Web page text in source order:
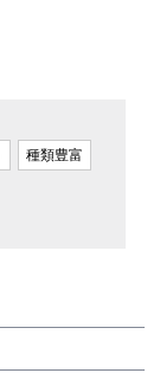
種類豊富